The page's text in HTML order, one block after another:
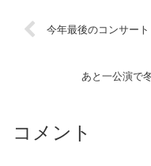
今年最後のコンサート
あと一公演で
コメント